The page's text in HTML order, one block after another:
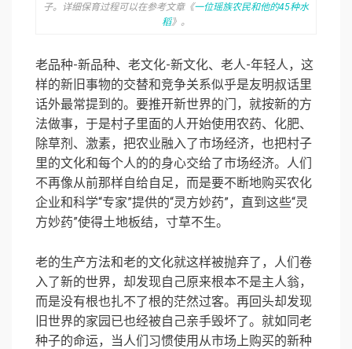
子。详细保育过程可以在参考文章《一位瑶族农民和他的45种水
稻》。
老品种-新品种、老文化-新文化、老人-年轻人，这
样的新旧事物的交替和竞争关系似乎是友明叔话里
话外最常提到的。要推开新世界的门，就按新的方
法做事，于是村子里面的人开始使用农药、化肥、
除草剂、激素，把农业融入了市场经济，也把村子
里的文化和每个人的的身心交给了市场经济。人们
不再像从前那样自给自足，而是要不断地购买农化
企业和科学“专家”提供的“灵方妙药”，直到这些“灵
方妙药”使得土地板结，寸草不生。
老的生产方法和老的文化就这样被抛弃了，人们卷
入了新的世界，却发现自己原来根本不是主人翁，
而是没有根也扎不了根的茫然过客。再回头却发现
旧世界的家园已也经被自己亲手毁坏了。就如同老
种子的命运，当人们习惯使用从市场上购买的新种